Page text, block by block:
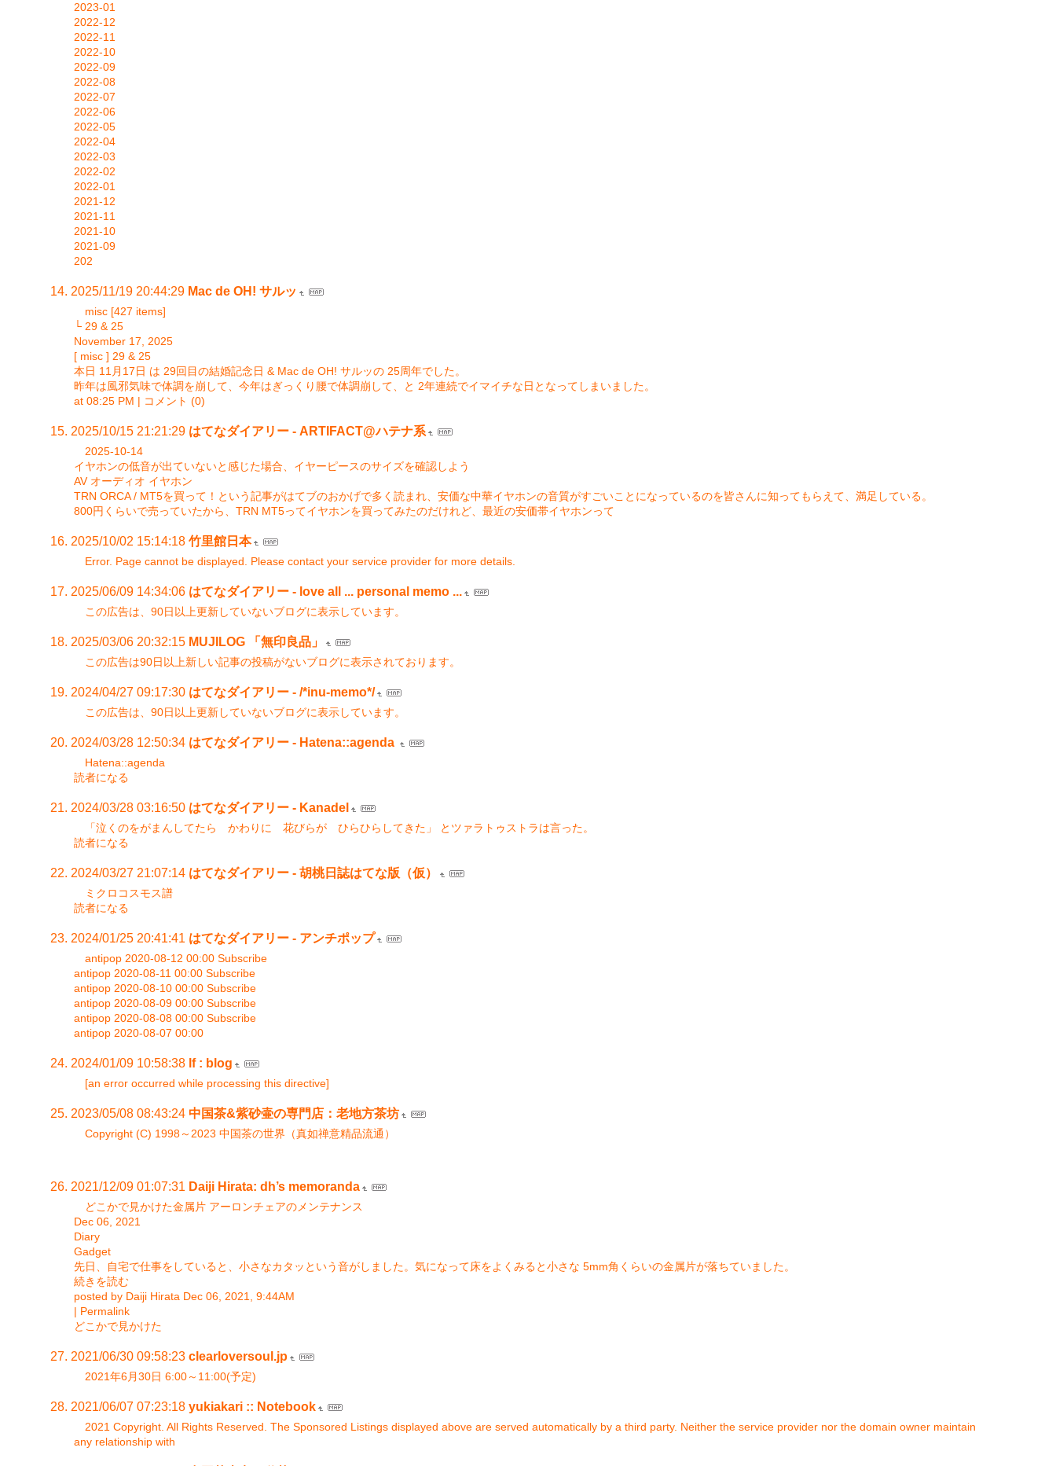
2023-01
2022-12
2022-11
2022-10
2022-09
2022-08
2022-07
2022-06
2022-05
2022-04
2022-03
2022-02
2022-01
2021-12
2021-11
2021-10
2021-09
202
2025/11/19 20:44:29 Mac de OH! サルッ
misc [427 items]
└ 29 & 25
November 17, 2025
[ misc ] 29 & 25
本日 11月17日 は 29回目の結婚記念日 & Mac de OH! サルッの 25周年でした。
昨年は風邪気味で体調を崩して、今年はぎっくり腰で体調崩して、と 2年連続でイマイチな日となってしまいました。
at 08:25 PM | コメント (0)
2025/10/15 21:21:29 はてなダイアリー - ARTIFACT@ハテナ系
2025-10-14
イヤホンの低音が出ていないと感じた場合、イヤーピースのサイズを確認しよう
AV オーディオ イヤホン
TRN ORCA / MT5を買って！という記事がはてブのおかげで多く読まれ、安価な中華イヤホンの音質がすごいことになっているのを皆さんに知ってもらえて、満足している。
800円くらいで売っていたから、TRN MT5ってイヤホンを買ってみたのだけれど、最近の安価帯イヤホンって
2025/10/02 15:14:18 竹里館日本
Error. Page cannot be displayed. Please contact your service provider for more details.
2025/06/09 14:34:06 はてなダイアリー - love all ... personal memo ...
この広告は、90日以上更新していないブログに表示しています。
2025/03/06 20:32:15 MUJILOG 「無印良品」
この広告は90日以上新しい記事の投稿がないブログに表示されております。
2024/04/27 09:17:30 はてなダイアリー - /*inu-memo*/
この広告は、90日以上更新していないブログに表示しています。
2024/03/28 12:50:34 はてなダイアリー - Hatena::agenda
Hatena::agenda
読者になる
2024/03/28 03:16:50 はてなダイアリー - Kanadel
「泣くのをがまんしてたら かわりに 花びらが ひらひらしてきた」 とツァラトゥストラは言った。
読者になる
2024/03/27 21:07:14 はてなダイアリー - 胡桃日誌はてな版（仮）
ミクロコスモス譜
読者になる
2024/01/25 20:41:41 はてなダイアリー - アンチポップ
antipop 2020-08-12 00:00 Subscribe
antipop 2020-08-11 00:00 Subscribe
antipop 2020-08-10 00:00 Subscribe
antipop 2020-08-09 00:00 Subscribe
antipop 2020-08-08 00:00 Subscribe
antipop 2020-08-07 00:00
2024/01/09 10:58:38 lf : blog
[an error occurred while processing this directive]
2023/05/08 08:43:24 中国茶&紫砂壷の専門店：老地方茶坊
Copyright (C) 1998～2023 中国茶の世界（真如禅意精品流通）
2021/12/09 01:07:31 Daiji Hirata: dh’s memoranda
どこかで見かけた金属片 アーロンチェアのメンテナンス
Dec 06, 2021
Diary
Gadget
先日、自宅で仕事をしていると、小さなカタッという音がしました。気になって床をよくみると小さな 5mm角くらいの金属片が落ちていました。
続きを読む
posted by Daiji Hirata Dec 06, 2021, 9:44AM
| Permalink
どこかで見かけた
2021/06/30 09:58:23 clearloversoul.jp
2021年6月30日 6:00～11:00(予定)
2021/06/07 07:23:18 yukiakari :: Notebook
2021 Copyright. All Rights Reserved. The Sponsored Listings displayed above are served automatically by a third party. Neither the service provider nor the domain owner maintain
any relationship with